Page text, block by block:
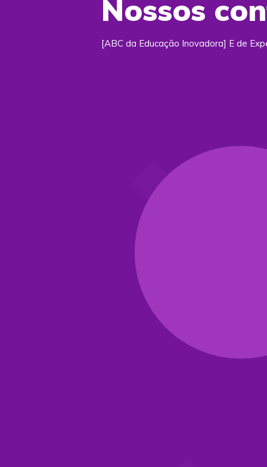
Nossos
[ABC da Educação Inovadora] E de